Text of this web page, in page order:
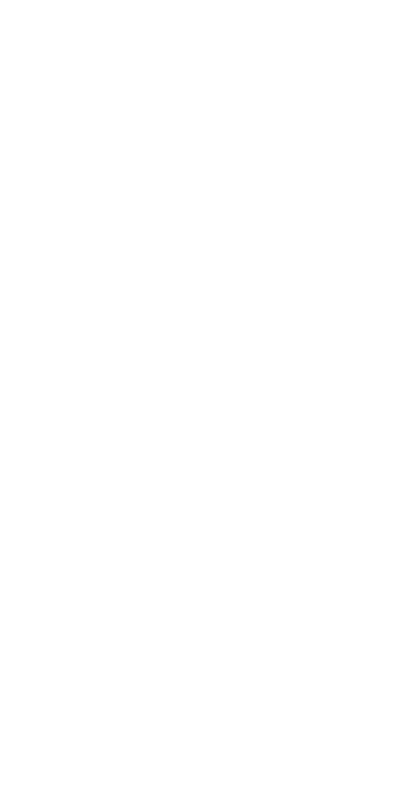
了承ください。
き作成されるも
をご了承くださ
御機器販売店・
ようお願いしま
にご登録され
社の共同利用者
ず変更すること
下、フタル酸ジブチ
はありません。
品に未対応品が
) : 1000ppm、
ない年数を意
可)を取得する
要な手段を講じ
これらの製造装
、取り引きをい